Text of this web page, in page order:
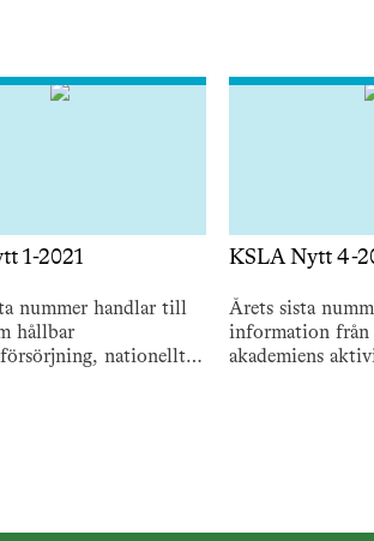
1-2021
nummer handlar till
hållbar
nationellt
KSLA Nytt 4-
Årets sista
information från
akademiens